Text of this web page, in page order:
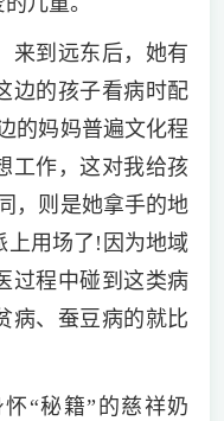
来到远东后，她有
边的孩子看病时配
的妈妈普遍文化程
工作，这对我给孩
，则是她拿手的地
上用场了!因为地域
过程中碰到这类病
病、蚕豆病的就比
“秘籍”的慈祥奶